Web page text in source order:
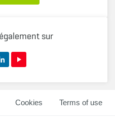
sur
Cookies Terms of use